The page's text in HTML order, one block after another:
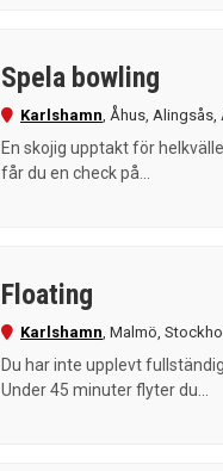
Spela bowling
Karlshamn, Åhus, Alingsås,
En skojig upptakt för
får du en check på...
Floating
Karlshamn, Malmö,
Du har inte upplevt
Under 45 minuter flyter du...